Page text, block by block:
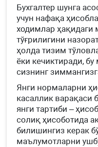
Бухгалтер шунга
учун нафақа
ходимлар ҳақидаги
тўғрилигини
ҳолда тизим
ёки кечиктиради,
сизнинг
Янги нормаларни
касаллик варақаси
янги тартиби –
солиқ ҳисоботида
билишингиз керак
маълумотларни